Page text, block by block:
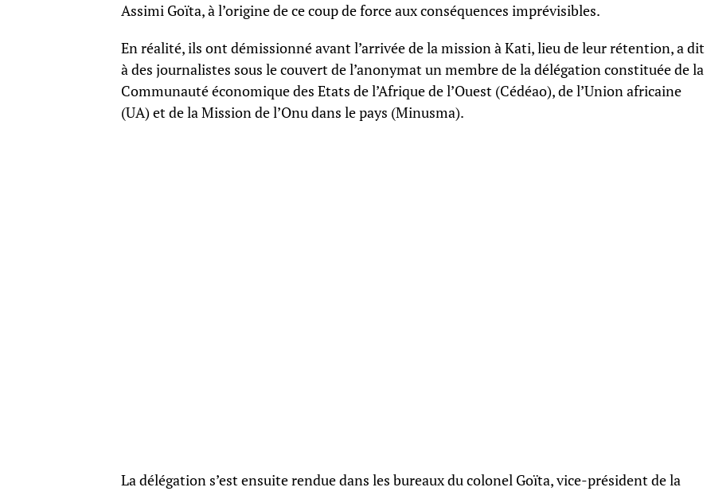
Assimi Goïta, à l’origine de ce coup de force aux conséquences imprévisibles.
En réalité, ils ont démissionné avant l’arrivée de la mission à Kati, lieu de leur rétention, a dit
à des journalistes sous le couvert de l’anonymat un membre de la délégation constituée de la
Communauté économique des Etats de l’Afrique de l’Ouest (Cédéao), de l’Union africaine
(UA) et de la Mission de l’Onu dans le pays (Minusma).
La délégation s’est ensuite rendue dans les bureaux du colonel Goïta, vice-président de la